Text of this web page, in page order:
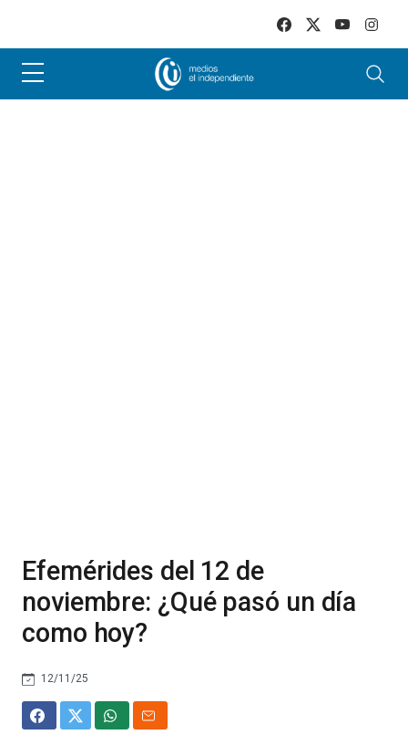
Efemérides del 12 de
noviembre: ¿Qué pasó un día
como hoy?
12/11/25